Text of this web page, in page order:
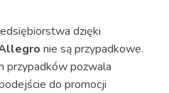
dzięki
nie są przypadkowe.
przypadków pozwala
do promocji